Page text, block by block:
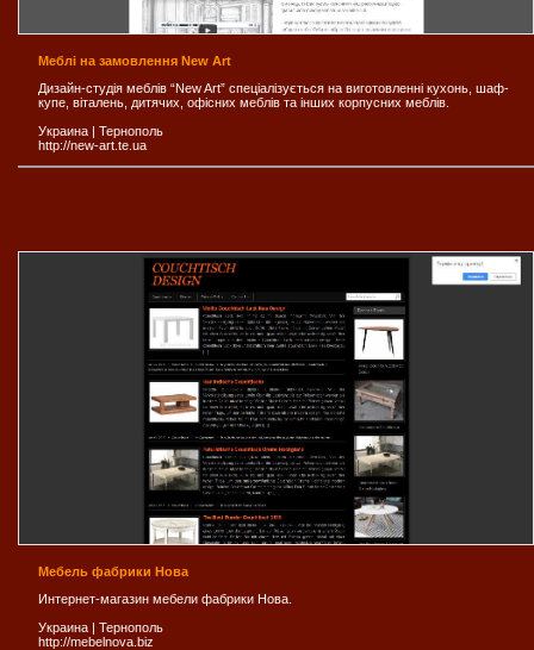
Меблі на замовлення New Art
Дизайн-студія меблів “New Art” спеціалізується на виготовленні кухонь, шаф-
купе, віталень, дитячих, офісних меблів та інших корпусних меблів.
Украина | Тернополь
http://new-art.te.ua
Мебель фабрики Нова
Интернет-магазин мебели фабрики Нова.
Украина | Тернополь
http://mebelnova.biz